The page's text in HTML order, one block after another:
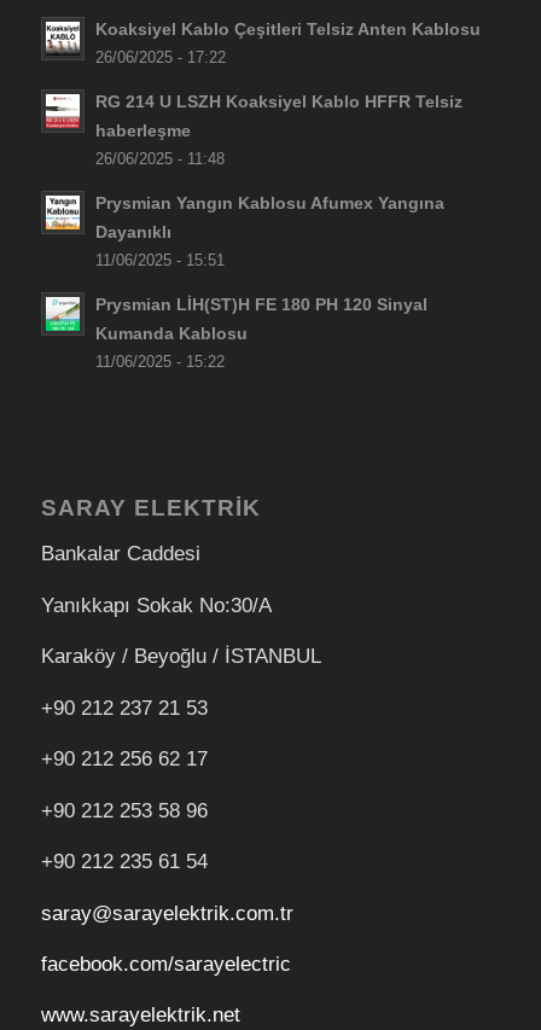
Koaksiyel Kablo Çeşitleri Telsiz Anten Kablosu
26/06/2025 - 17:22
RG 214 U LSZH Koaksiyel Kablo HFFR Telsiz
haberleşme
26/06/2025 - 11:48
Prysmian Yangın Kablosu Afumex Yangına
Dayanıklı
11/06/2025 - 15:51
Prysmian LİH(ST)H FE 180 PH 120 Sinyal
Kumanda Kablosu
11/06/2025 - 15:22
SARAY ELEKTRİK
Bankalar Caddesi
Yanıkkapı Sokak No:30/A
Karaköy / Beyoğlu / İSTANBUL
+90 212 237 21 53
+90 212 256 62 17
+90 212 253 58 96
+90 212 235 61 54
saray@sarayelektrik.com.tr
facebook.com/sarayelectric
www.sarayelektrik.net